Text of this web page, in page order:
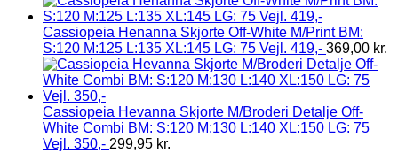
Cassiopeia Henanna Skjorte Off-White M/Print BM:
S:120 M:125 L:135 XL:145 LG: 75 Vejl. 419,- 369,00 kr.
Cassiopeia Hevanna Skjorte M/Broderi Detalje Off-
White Combi BM: S:120 M:130 L:140 XL:150 LG: 75
Vejl. 350,- 299,95 kr.